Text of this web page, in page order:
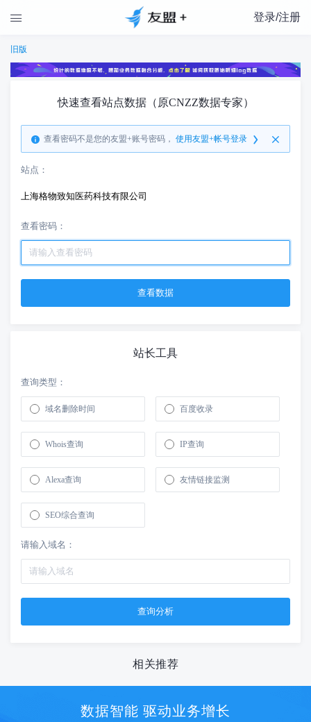
 登录/注册
旧版
快速查看站点数据（原CNZZ数据专家）
查看密码不是您的友盟+账号密码， 使用友盟+帐号登录
站点：
上海格物致知医药科技有限公司
查看密码：
站长工具
查询类型：
域名删除时间 百度收录
Whois查询 IP查询
Alexa查询 友情链接监测
SEO综合查询
请输入域名：
相关推荐
数据智能 驱动业务增长